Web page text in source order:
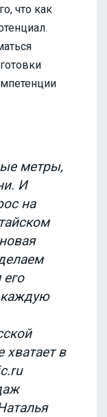
что как
метры,
И
на
хватает в